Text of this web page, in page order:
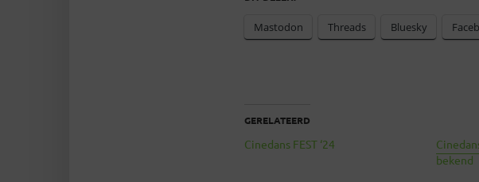
Mastodon Threads Bluesky
GERELATEERD
Cinedans FEST ‘24
bekend